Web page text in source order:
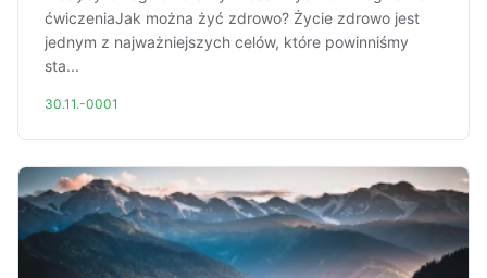
ćwiczeniaJak można żyć zdrowo? Życie zdrowo jest
jednym z najważniejszych celów, które powinniśmy
sta...
30.11.-0001